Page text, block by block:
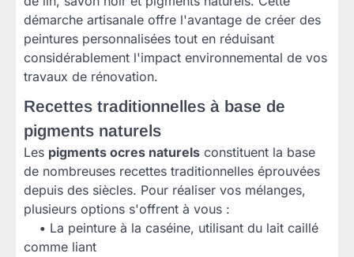
démarche artisanale offre l'avantage de créer des
peintures personnalisées tout en réduisant
considérablement l'impact environnemental de vos
travaux de rénovation.
Recettes traditionnelles à base de
pigments naturels
Les pigments ocres naturels constituent la base
de nombreuses recettes traditionnelles éprouvées
depuis des siècles. Pour réaliser vos mélanges,
plusieurs options s'offrent à vous :
• La peinture à la caséine, utilisant du lait caillé
comme liant